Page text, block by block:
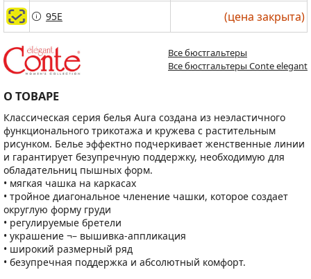
(цена закрыта)
95E (цена закрыта)
Все бюстгальтеры
Все бюстгальтеры Conte elegant
О ТОВАРЕ
Классическая серия белья Aura создана из неэластичного
функционального трикотажа и кружева с растительным
рисунком. Белье эффектно подчеркивает женственные линии
и гарантирует безупречную поддержку, необходимую для
обладательниц пышных форм.
• мягкая чашка на каркасах
• тройное диагональное членение чашки, которое создает
округлую форму груди
• регулируемые бретели
• украшение ¬– вышивка-аппликация
• широкий размерный ряд
• безупречная поддержка и абсолютный комфорт.